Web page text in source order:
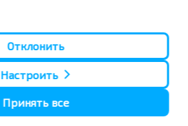
Варшава - Минск
Санкт-Петербург - Минск
Москва - Барановичи
Брест - Люблин
Брест - Варшава
Отклонить
Настроить
Принять все